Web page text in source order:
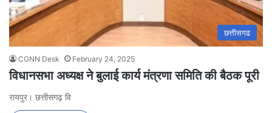
छत्तीसगढ
CGNN Desk February 24, 2025
विधानसभा अध्यक्ष ने बुलाई कार्य मंत्रणा समिति की बैठक पूरी
रायपुर। छत्तीसगढ़ वि